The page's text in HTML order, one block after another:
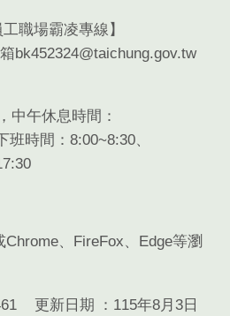
職場霸凌專線】
bk452324@taichung.gov.tw
中午休息時間：
班時間：8:00~8:30、
Chrome、 FireFox、 Edge等瀏
更新日期 115年8月3日